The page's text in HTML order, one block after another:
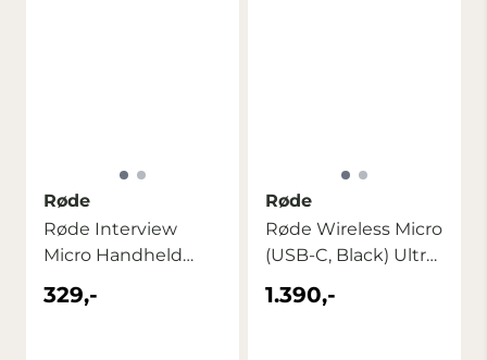
Røde
Røde Interview
Micro Handheld
Adaptor for ...
329,-
Røde
Røde Wireless Micro
(USB-C, Black) Ultra-
Compact ...
1.390,-